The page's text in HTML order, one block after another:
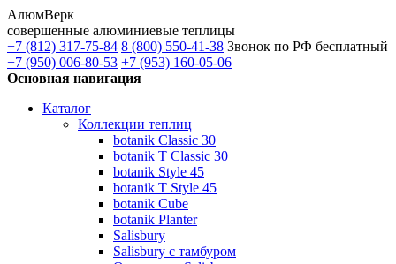
АлюмВерк
совершенные алюминиевые теплицы
+7 (812) 317-75-84 8 (800) 550-41-38 Звонок по РФ бесплатный
+7 (950) 006-80-53 +7 (953) 160-05-06
Основная навигация
Каталог
Коллекции теплиц
botanik Classic 30
botanik T Classic 30
botanik Style 45
botanik Т Style 45
botanik Cube
botanik Planter
Salisbury
Salisbury с тамбуром